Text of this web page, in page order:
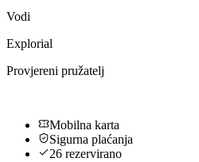
Vodi
Explorial
Provjereni pružatelj
Mobilna karta
Sigurna plaćanja
26 rezervirano